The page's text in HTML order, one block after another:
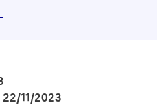
22/11/2023